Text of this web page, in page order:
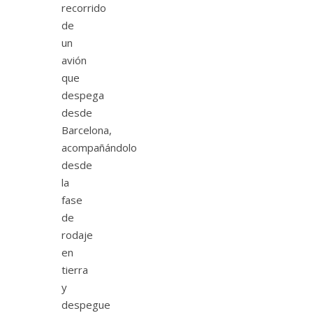
recorrido
de
un
avión
que
despega
desde
Barcelona,
acompañándolo
desde
la
fase
de
rodaje
en
tierra
y
despegue